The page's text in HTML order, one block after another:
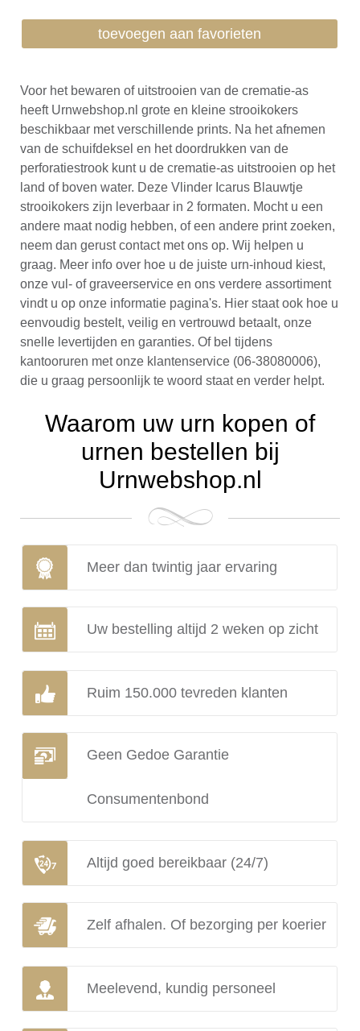
toevoegen aan favorieten
Voor het bewaren of uitstrooien van de crematie-as
heeft Urnwebshop.nl grote en kleine strooikokers
beschikbaar met verschillende prints. Na het afnemen
van de schuifdeksel en het doordrukken van de
perforatiestrook kunt u de crematie-as uitstrooien op het
land of boven water. Deze Vlinder Icarus Blauwtje
strooikokers zijn leverbaar in 2 formaten. Mocht u een
andere maat nodig hebben, of een andere print zoeken,
neem dan gerust contact met ons op. Wij helpen u
graag. Meer info over hoe u de juiste urn-inhoud kiest,
onze vul- of graveerservice en ons verdere assortiment
vindt u op onze informatie pagina's. Hier staat ook hoe u
eenvoudig bestelt, veilig en vertrouwd betaalt, onze
snelle levertijden en garanties. Of bel tijdens
kantooruren met onze klantenservice (06-38080006),
die u graag persoonlijk te woord staat en verder helpt.
Waarom uw urn kopen of
urnen bestellen bij
Urnwebshop.nl
Meer dan twintig jaar ervaring
Uw bestelling altijd 2 weken op zicht
Ruim 150.000 tevreden klanten
Geen Gedoe Garantie
Consumentenbond
Altijd goed bereikbaar (24/7)
Zelf afhalen. Of bezorging per koerier
Meelevend, kundig personeel